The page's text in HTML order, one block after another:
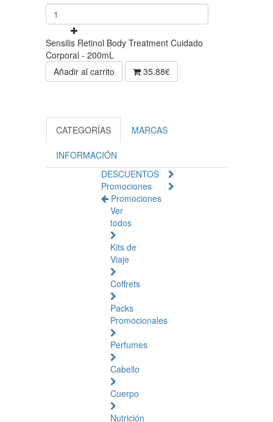
Sensilis Retinol Body Treatment Cuidado
Corporal - 200mL
Añadir al carrito
35.88€
CATEGORÍAS MARCAS
INFORMACIÓN
DESCUENTOS
Promociones
Promociones
Ver
todos
Kits de
Viaje
Coffrets
Packs
Promocionales
Perfumes
Cabello
Cuerpo
Nutrición